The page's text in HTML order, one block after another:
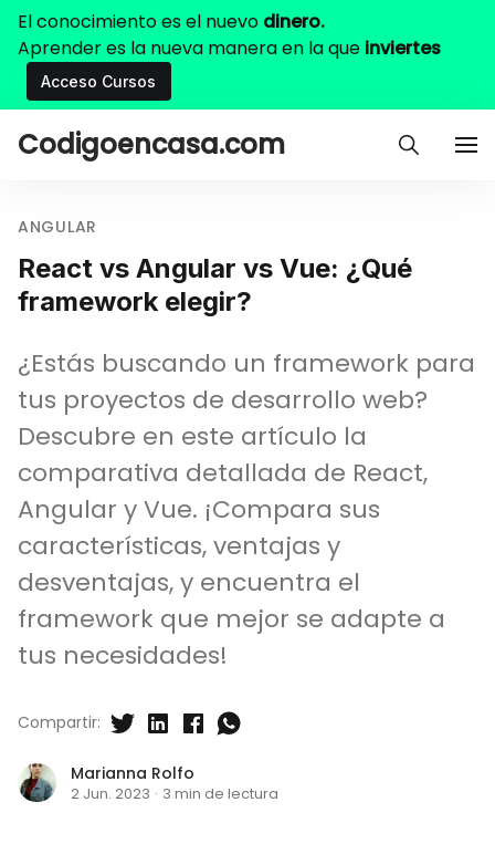
El conocimiento es el nuevo dinero.
Aprender es la nueva manera en la que inviertes
Acceso Cursos
Codigoencasa.com
ANGULAR
React vs Angular vs Vue: ¿Qué
framework elegir?
¿Estás buscando un framework para
tus proyectos de desarrollo web?
Descubre en este artículo la
comparativa detallada de React,
Angular y Vue. ¡Compara sus
características, ventajas y
desventajas, y encuentra el
framework que mejor se adapte a
tus necesidades!
Marianna Rolfo
2 Jun. 2023 · 3 min de lectura
Compartir: